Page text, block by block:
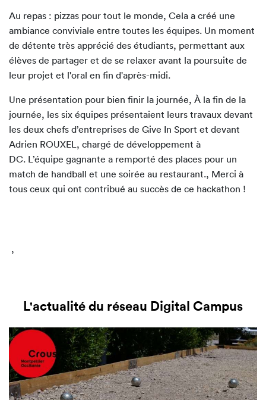
Au repas : pizzas pour tout le monde, Cela a créé une
ambiance conviviale entre toutes les équipes. Un moment
de détente très apprécié des étudiants, permettant aux
élèves de partager et de se relaxer avant la poursuite de
leur projet et l'oral en fin d'après-midi.
Une présentation pour bien finir la journée, À la fin de la
journée, les six équipes présentaient leurs travaux devant
les deux chefs d’entreprises de Give In Sport et devant
Adrien ROUXEL, chargé de développement à
DC. L’équipe gagnante a remporté des places pour un
match de handball et une soirée au restaurant., Merci à
tous ceux qui ont contribué au succès de ce hackathon !
,
L'actualité du réseau Digital Campus